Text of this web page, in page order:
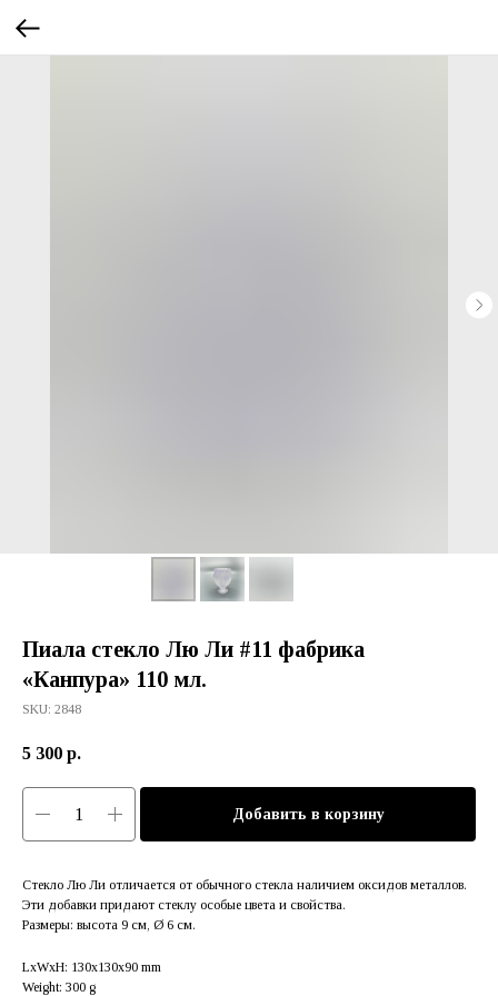
Пиала стекло Лю Ли #11 фабрика
«Канпура» 110 мл.
SKU: 2848
5 300 р.
Добавить в корзину
Стекло Лю Ли отличается от обычного стекла наличием оксидов металлов.
Эти добавки придают стеклу особые цвета и свойства.
Размеры: высота 9 см, Ø 6 см.
LxWxH: 130x130x90 mm
Weight: 300 g